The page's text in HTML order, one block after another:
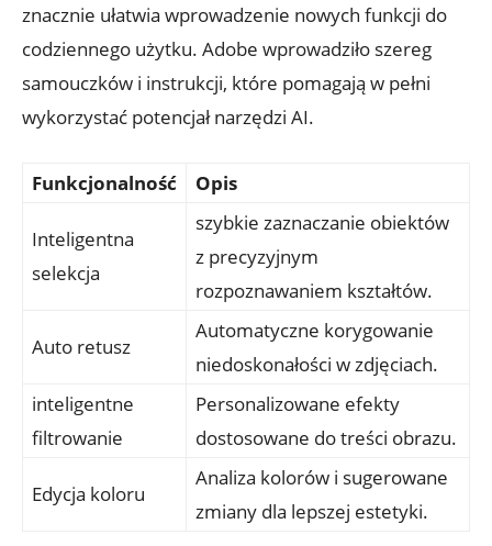
znacznie ułatwia wprowadzenie nowych funkcji do
codziennego użytku. Adobe wprowadziło szereg
samouczków i instrukcji, które pomagają w pełni
wykorzystać potencjał narzędzi AI.
Funkcjonalność Opis
Inteligentna
selekcja
szybkie zaznaczanie obiektów
z precyzyjnym
rozpoznawaniem kształtów.
Auto retusz
Automatyczne korygowanie
niedoskonałości w zdjęciach.
inteligentne
filtrowanie
Personalizowane efekty
dostosowane do treści obrazu.
Edycja koloru
Analiza kolorów i sugerowane
zmiany dla lepszej estetyki.